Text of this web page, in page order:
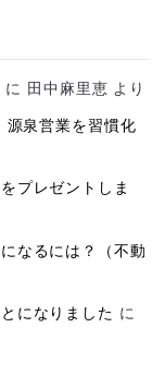
に 田中麻里恵 より
源泉営業を習慣化
プレゼントしま
なるには？（不動
になりました に